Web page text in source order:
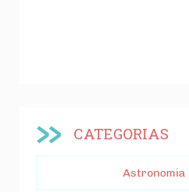
CATEGORIAS
Astronomia